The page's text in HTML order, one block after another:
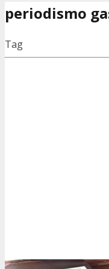
periodismo
Tag